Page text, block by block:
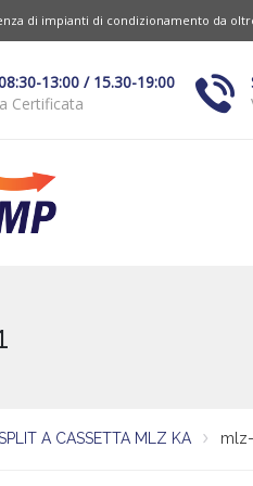
di impianti di condizionamento da
13:00 / 15.30-19:00
Certificata
A CASSETTA MLZ KA